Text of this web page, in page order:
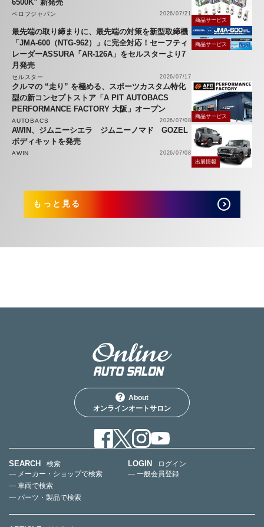
6500K” 新発売
ベロフジャパン
2026/07/21
商品サービス
最先端の取り締まりに、最先端の対策を新型取締機
「JMA-600（NTG-962）」に完全対応！セーフティ
レーダーASSURA「AR-126A」をセルスターより7
月発売
セルスター 2026/07/17
商品サービス
クルマの “走り” を極める、スポーツカスタム特化
型の新コンセプトストア「A PIT AUTOBACS
PERFORMANCE FACTORY 大阪」オープン
AUTOBACS 2026/07/08
商品サービス
AWIN、ジムニーシエラ ジムニーノマド GOZEL
ボディキットを発売
AWIN
2026/07/08
出展情報
もっと見る
About
オンラインオートサロン
SEARCH
検索
— メーカー・ショップで検索
— 車両で検索
— パーツ・製品で検索
LOGIN
ログイン
— 一般会員登録